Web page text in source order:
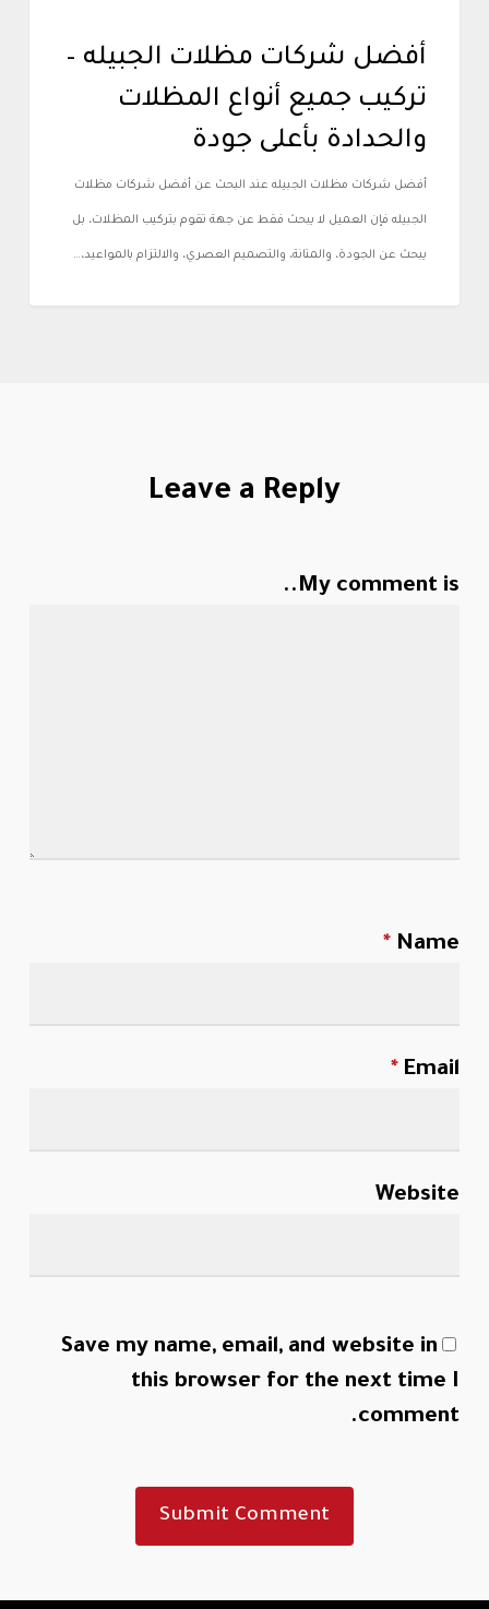
أفضل شركات مظلات الجبيله –
تركيب جميع أنواع المظلات
والحدادة بأعلى جودة
أفضل شركات مظلات الجبيله عند البحث عن أفضل شركات مظلات
الجبيله فإن العميل لا يبحث فقط عن جهة تقوم بتركيب المظلات، بل
يبحث عن الجودة، والمتانة، والتصميم العصري، والالتزام بالمواعيد،…
Leave a Reply
My comment is..
Name
*
Email
*
Website
Save my name, email, and website in
this browser for the next time I
comment.